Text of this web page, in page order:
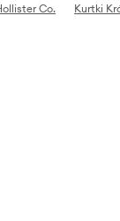
Co. Kurtki